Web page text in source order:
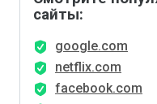
сайты:
google.com
netflix.com
facebook.com